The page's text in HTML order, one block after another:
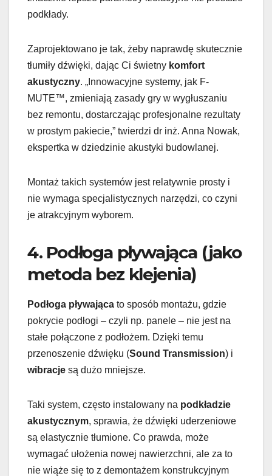
podkłady.
Zaprojektowano je tak, żeby naprawdę skutecznie
tłumiły dźwięki, dając Ci świetny komfort
akustyczny. „Innowacyjne systemy, jak F-
MUTE™, zmieniają zasady gry w wygłuszaniu
bez remontu, dostarczając profesjonalne rezultaty
w prostym pakiecie,” twierdzi dr inż. Anna Nowak,
ekspertka w dziedzinie akustyki budowlanej.
Montaż takich systemów jest relatywnie prosty i
nie wymaga specjalistycznych narzędzi, co czyni
je atrakcyjnym wyborem.
4. Podłoga pływająca (jako
metoda bez klejenia)
Podłoga pływająca to sposób montażu, gdzie
pokrycie podłogi – czyli np. panele – nie jest na
stałe połączone z podłożem. Dzięki temu
przenoszenie dźwięku (Sound Transmission) i
wibracje są dużo mniejsze.
Taki system, często instalowany na podkładzie
akustycznym, sprawia, że dźwięki uderzeniowe
są elastycznie tłumione. Co prawda, może
wymagać ułożenia nowej nawierzchni, ale za to
nie wiąże się to z demontażem konstrukcyjnym